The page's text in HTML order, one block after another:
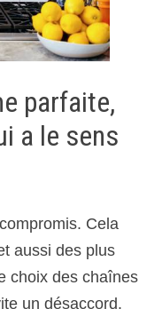
parfaite,
a le sens
Cela
aussi des plus
choix des chaînes
un désaccord.